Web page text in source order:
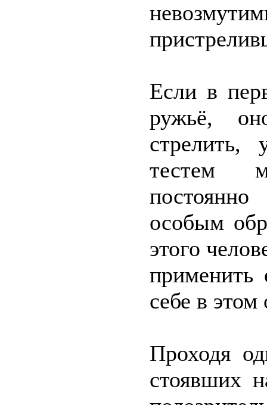
Если в
ружьё,
тестем
особым
этого
применить
себе в
Проходя
стоявших